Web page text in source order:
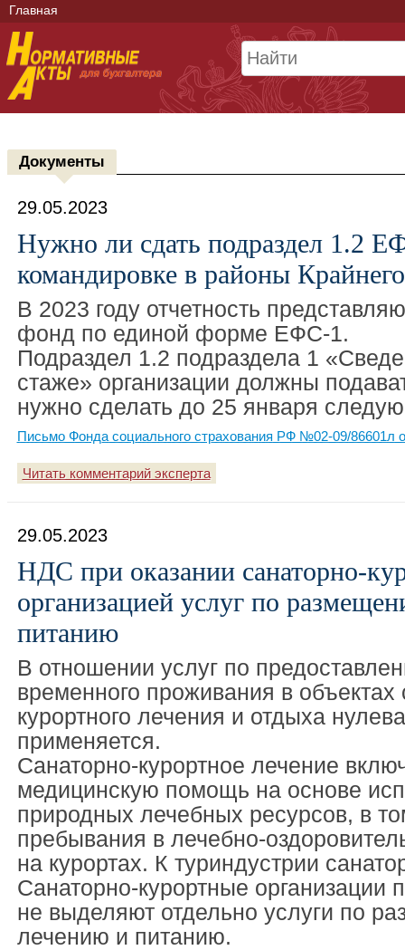
Главная
Документы
29.05.2023
Нужно ли сдать подраздел 1.2
командировке в районы
В 2023 году отчетность
фонд по единой форме ЕФС-1.
Подраздел 1.2 подраздела 1
стаже» организации должны
нужно сделать до 25 января
Письмо Фонда социального страхования РФ №02-09/86601л
Читать комментарий эксперта
29.05.2023
НДС при оказании санаторно-
организацией услуг по
питанию
В отношении услуг по
временного проживания в объектах
курортного лечения и отдыха
применяется.
Санаторно-курортное лечение
медицинскую помощь на основе
природных лечебных ресурсов, в
пребывания в лечебно-
на курортах. К туриндустрии
Санаторно-курортные организации
не выделяют отдельно услуги по
лечению и питанию.